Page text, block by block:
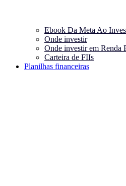
Ebook Da Meta Ao
Onde investir
Onde investir em Renda
Carteira de FIIs
Planilhas financeiras